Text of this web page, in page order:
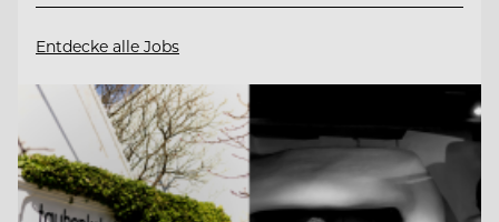
Entdecke alle Jobs